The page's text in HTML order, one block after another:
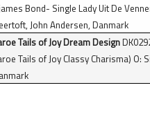
Bond- Single Lady Uit De
John Andersen, Danmark
Tails of Joy Dream Design
Tails of Joy Classy Charisma)